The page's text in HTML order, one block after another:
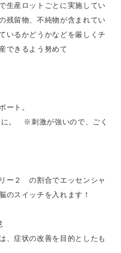
生産ロットごとに実施してい
残留物、不純物が含まれてい
いるかどうかなどを厳しくチ
できるよう努めて
ート。
に。 ※刺激が強いので、ごく
ー２ の割合でエッセンシャ
のスイッチを入れます！
、症状の改善を目的としたも